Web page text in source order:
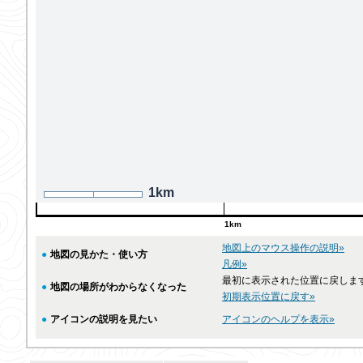
1km
1km
● 地図の見かた・使い方
地図上のマウス操作の説明»
凡例»
● 地図の場所がわからなくなった
最初に表示された位置に戻しま
初期表示位置に戻す»
● アイコンの説明を見たい アイコンのヘルプを表示»